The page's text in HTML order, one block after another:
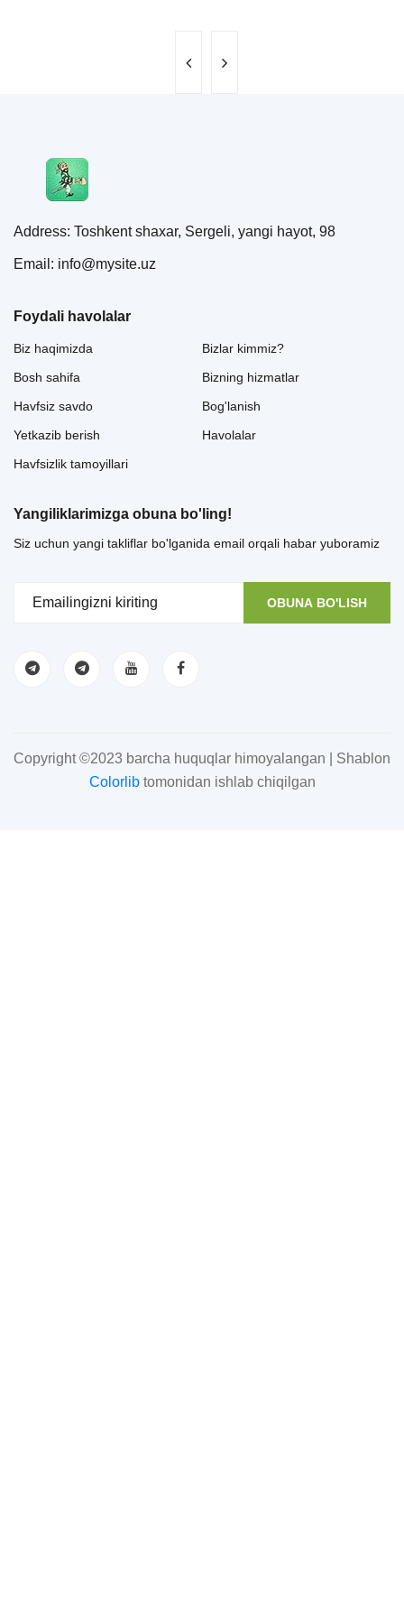
Address: Toshkent shaxar, Sergeli, yangi hayot, 98
Email: info@mysite.uz
Foydali havolalar
Biz haqimizda
Bosh sahifa
Havfsiz savdo
Yetkazib berish
Havfsizlik tamoyillari
Bizlar kimmiz?
Bizning hizmatlar
Bog'lanish
Havolalar
Yangiliklarimizga obuna bo'ling!
Siz uchun yangi takliflar bo'lganida email orqali habar yuboramiz
OBUNA BO'LISH
Copyright ©2023 barcha huquqlar himoyalangan | Shablon
Colorlibtomonidan ishlab chiqilgan